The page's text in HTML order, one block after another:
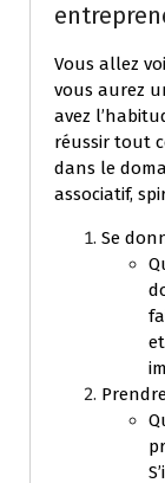
Vous allez
vous aurez
avez
réussir tout
dans le
associatif,
Se